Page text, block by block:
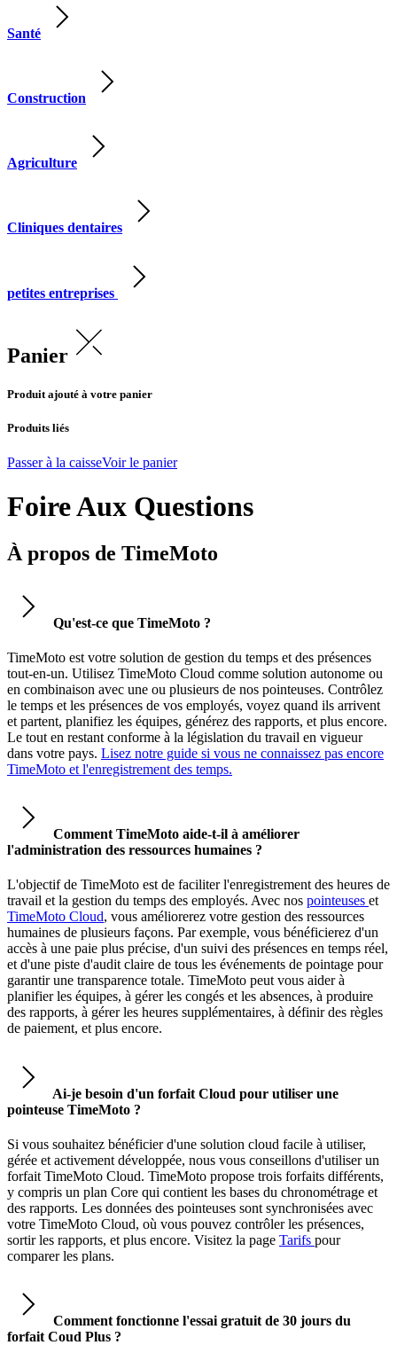
Santé
Construction
Agriculture
Cliniques dentaires
petites entreprises
Panier
Produit ajouté à votre panier
Produits liés
Passer à la caisseVoir le panier
Foire Aux Questions
À propos de TimeMoto
Qu'est-ce que TimeMoto ?
TimeMoto est votre solution de gestion du temps et des présences
tout-en-un. Utilisez TimeMoto Cloud comme solution autonome ou
en combinaison avec une ou plusieurs de nos pointeuses. Contrôlez
le temps et les présences de vos employés, voyez quand ils arrivent
et partent, planifiez les équipes, générez des rapports, et plus encore.
Le tout en restant conforme à la législation du travail en vigueur
dans votre pays. Lisez notre guide si vous ne connaissez pas encore
TimeMoto et l'enregistrement des temps.
Comment TimeMoto aide-t-il à améliorer
l'administration des ressources humaines ?
L'objectif de TimeMoto est de faciliter l'enregistrement des heures de
travail et la gestion du temps des employés. Avec nos pointeuses et
TimeMoto Cloud, vous améliorerez votre gestion des ressources
humaines de plusieurs façons. Par exemple, vous bénéficierez d'un
accès à une paie plus précise, d'un suivi des présences en temps réel,
et d'une piste d'audit claire de tous les événements de pointage pour
garantir une transparence totale. TimeMoto peut vous aider à
planifier les équipes, à gérer les congés et les absences, à produire
des rapports, à gérer les heures supplémentaires, à définir des règles
de paiement, et plus encore.
Ai-je besoin d'un forfait Cloud pour utiliser une
pointeuse TimeMoto ?
Si vous souhaitez bénéficier d'une solution cloud facile à utiliser,
gérée et activement développée, nous vous conseillons d'utiliser un
forfait TimeMoto Cloud. TimeMoto propose trois forfaits différents,
y compris un plan Core qui contient les bases du chronométrage et
des rapports. Les données des pointeuses sont synchronisées avec
votre TimeMoto Cloud, où vous pouvez contrôler les présences,
sortir les rapports, et plus encore. Visitez la page Tarifs pour
comparer les plans.
Comment fonctionne l'essai gratuit de 30 jours du
forfait Coud Plus ?